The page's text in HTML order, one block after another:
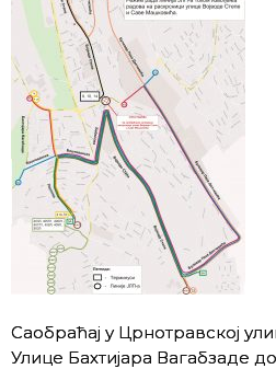
Саобраћај у Црнотравској
Улице Бахтијара Вагабзаде